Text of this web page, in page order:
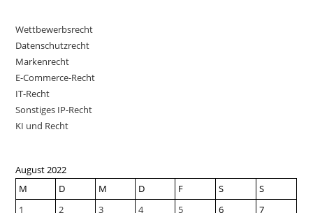
Wettbewerbsrecht
Datenschutzrecht
Markenrecht
E-Commerce-Recht
IT-Recht
Sonstiges IP-Recht
KI und Recht
August 2022
M
D M D F S
S
1
2 3 4 5 6 7